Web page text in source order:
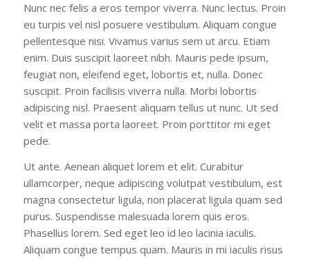
Nunc nec felis a eros tempor viverra. Nunc lectus. Proin
eu turpis vel nisl posuere vestibulum. Aliquam congue
pellentesque nisi. Vivamus varius sem ut arcu. Etiam
enim. Duis suscipit laoreet nibh. Mauris pede ipsum,
feugiat non, eleifend eget, lobortis et, nulla. Donec
suscipit. Proin facilisis viverra nulla. Morbi lobortis
adipiscing nisl. Praesent aliquam tellus ut nunc. Ut sed
velit et massa porta laoreet. Proin porttitor mi eget
pede.
Ut ante. Aenean aliquet lorem et elit. Curabitur
ullamcorper, neque adipiscing volutpat vestibulum, est
magna consectetur ligula, non placerat ligula quam sed
purus. Suspendisse malesuada lorem quis eros.
Phasellus lorem. Sed eget leo id leo lacinia iaculis.
Aliquam congue tempus quam. Mauris in mi iaculis risus